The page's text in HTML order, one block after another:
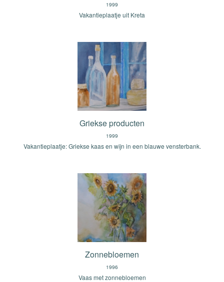
1999
Vakantieplaatje uit Kreta
Griekse producten
1999
Vakantieplaatje: Griekse kaas en wijn in een blauwe vensterbank.
Zonnebloemen
1996
Vaas met zonnebloemen